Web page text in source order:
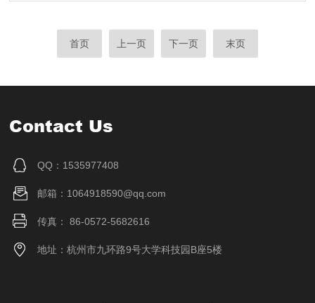
首页 上一页 下一页 末页
Contact Us
QQ：1535977408
邮箱：1064918590@qq.com
传真： 86-0572-5682616
地址：杭州市九环路9号大学科技园B座5楼